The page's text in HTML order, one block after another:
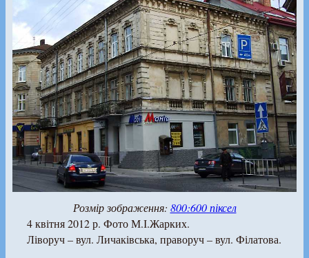
Розмір зображення: 800:600 піксел
4 квітня 2012 р. Фото М.І.Жарких.
Ліворуч – вул. Личаківська, праворуч – вул. Філатова.